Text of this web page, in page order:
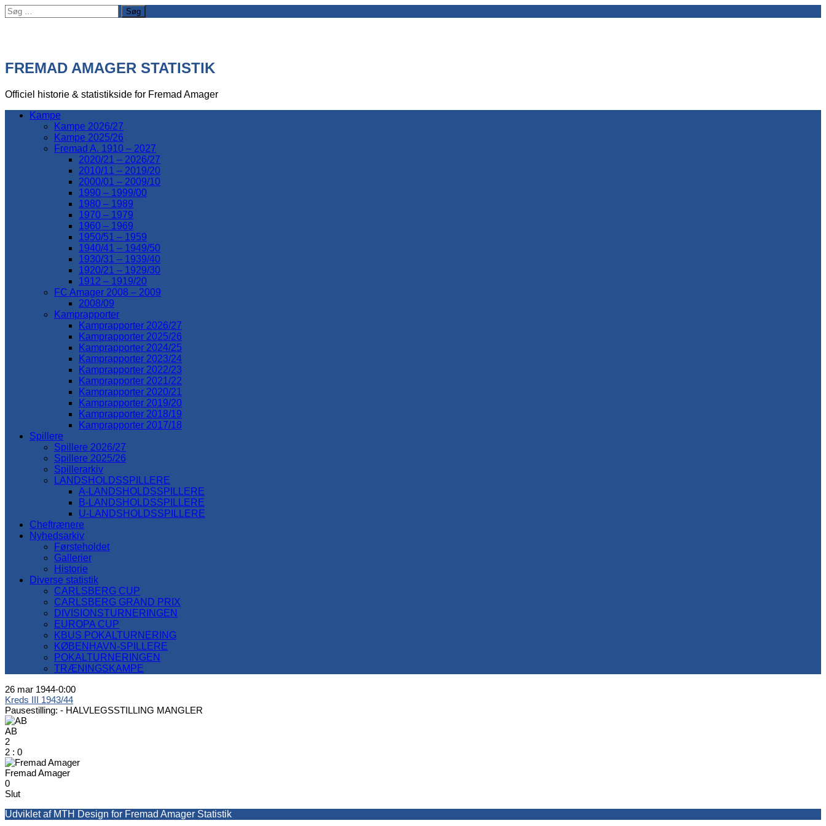
Søg
efter:
FREMAD AMAGER STATISTIK
Officiel historie & statistikside for Fremad Amager
Kampe
Kampe 2026/27
Kampe 2025/26
Fremad A. 1910 – 2027
2020/21 – 2026/27
2010/11 – 2019/20
2000/01 – 2009/10
1990 – 1999/00
1980 – 1989
1970 – 1979
1960 – 1969
1950/51 – 1959
1940/41 – 1949/50
1930/31 – 1939/40
1920/21 – 1929/30
1912 – 1919/20
FC Amager 2008 – 2009
2008/09
Kamprapporter
Kamprapporter 2026/27
Kamprapporter 2025/26
Kamprapporter 2024/25
Kamprapporter 2023/24
Kamprapporter 2022/23
Kamprapporter 2021/22
Kamprapporter 2020/21
Kamprapporter 2019/20
Kamprapporter 2018/19
Kamprapporter 2017/18
Spillere
Spillere 2026/27
Spillere 2025/26
Spillerarkiv
LANDSHOLDSSPILLERE
A-LANDSHOLDSSPILLERE
B-LANDSHOLDSSPILLERE
U-LANDSHOLDSSPILLERE
Cheftrænere
Nyhedsarkiv
Førsteholdet
Gallerier
Historie
Diverse statistik
CARLSBERG CUP
CARLSBERG GRAND PRIX
DIVISIONSTURNERINGEN
EUROPA CUP
KBUS POKALTURNERING
KØBENHAVN-SPILLERE
POKALTURNERINGEN
TRÆNINGSKAMPE
26 mar 1944-0:00
Kreds III 1943/44
Pausestilling: - HALVLEGSSTILLING MANGLER
AB
2
2 : 0
Fremad Amager
0
Slut
Udviklet af MTH Design for Fremad Amager Statistik